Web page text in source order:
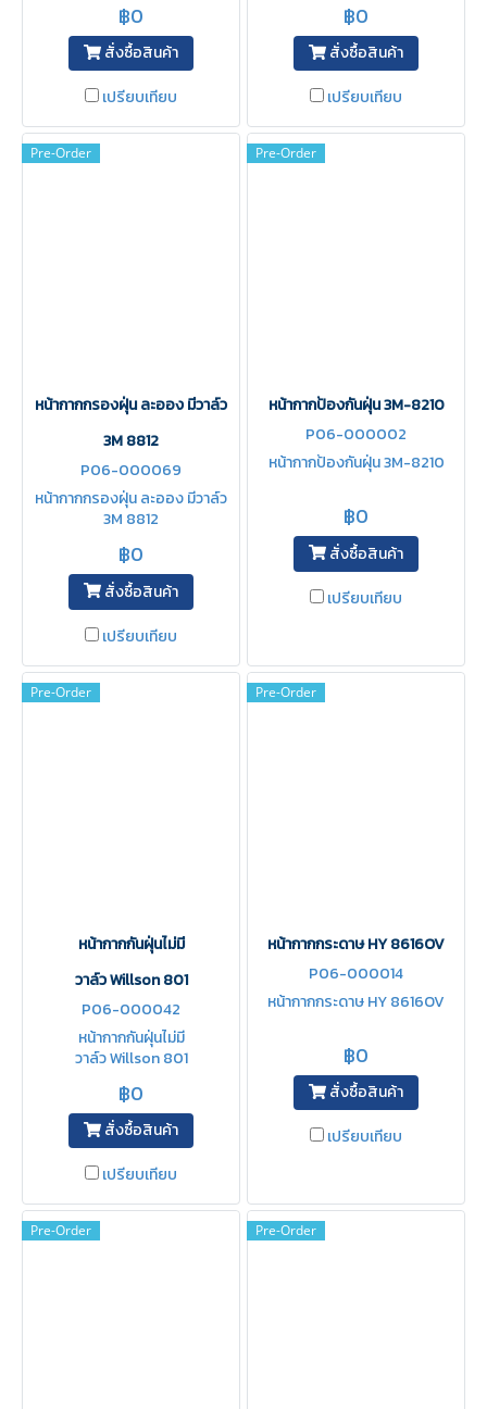
฿0
สั่งซื้อสินค้า
เปรียบเทียบ
฿0
สั่งซื้อสินค้า
เปรียบเทียบ
Pre-Order
หน้ากากกรองฝุ่น ละออง มีวาล์ว
3M 8812
P06-000069
หน้ากากกรองฝุ่น ละออง มีวาล์ว
3M 8812
฿0
สั่งซื้อสินค้า
เปรียบเทียบ
Pre-Order
หน้ากากป้องกันฝุ่น 3M-8210
P06-000002
หน้ากากป้องกันฝุ่น 3M-8210
฿0
สั่งซื้อสินค้า
เปรียบเทียบ
Pre-Order
หน้ากากกันฝุ่นไม่มี
วาล์ว Willson 801
P06-000042
หน้ากากกันฝุ่นไม่มี
วาล์ว Willson 801
฿0
สั่งซื้อสินค้า
เปรียบเทียบ
Pre-Order
หน้ากากกระดาษ HY 8616OV
P06-000014
หน้ากากกระดาษ HY 8616OV
฿0
สั่งซื้อสินค้า
เปรียบเทียบ
Pre-Order Pre-Order